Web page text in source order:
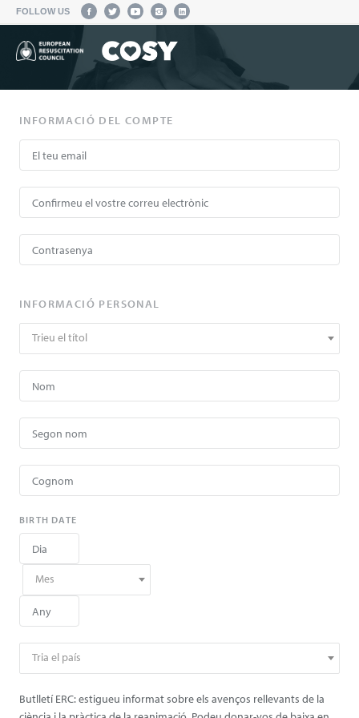
FOLLOW US
INFORMACIÓ DEL COMPTE
INFORMACIÓ PERSONAL
Trieu el títol
BIRTH DATE
Mes
Tria el país
Butlletí ERC: estigueu informat sobre els avenços rellevants de la